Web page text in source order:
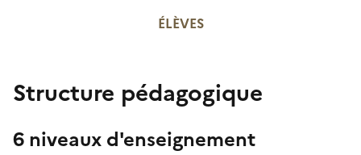
ÉLÈVES
Structure pédagogique
6 niveaux d'enseignement